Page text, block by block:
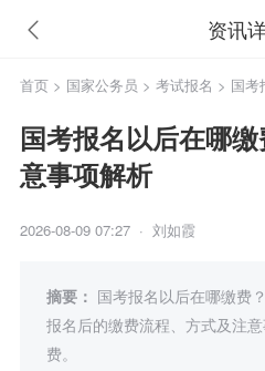
资讯
首页 > 国家公务员 > 考试报名
国考报名以后在哪
意事项解析
2026-08-09 07:27 · 刘如霞
摘要： 国考报名以后在哪缴费
报名后的缴费流程、方式及注
费。